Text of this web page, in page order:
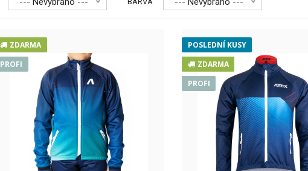
Dětská bunda na běžky NIX růžová
2 999 Kč ..
ZDARMA
PROFI
POSLEDNÍ KUSY
ZDARMA
PROFI